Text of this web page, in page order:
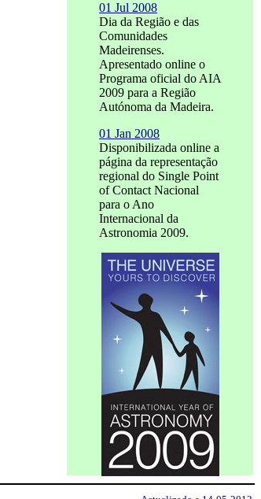
01 Jul 2008
Dia da Região e das
Comunidades
Madeirenses.
Apresentado online o
Programa oficial do AIA
2009 para a Região
Autónoma da Madeira.
01 Jan 2008
Disponibilizada online a
página da representação
regional do Single Point
of Contact Nacional
para o Ano
Internacional da
Astronomia 2009.